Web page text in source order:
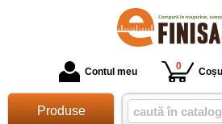
Contul meu 0 Coșul
Produse